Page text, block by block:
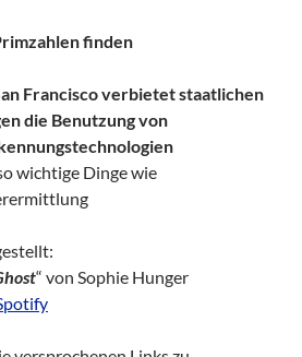
finden
Francisco verbietet staatlichen
die Benutzung von
wichtige Dinge wie
“ von Sophie Hunger